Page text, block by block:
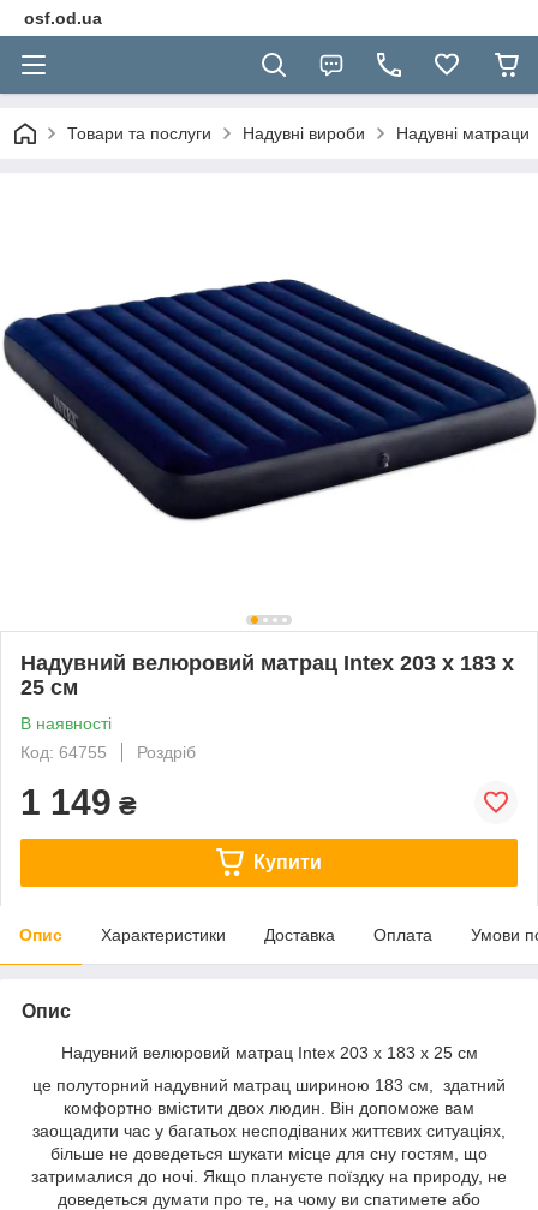
osf.od.ua
Товари та послуги Надувні вироби Надувні матраци
Надувний велюровий матрац Intex 203 x 183 x
25 см
В наявності
Код: 64755
Роздріб
1 149 ₴
Купити
Опис Характеристики Доставка Оплата Умови
Опис
Надувний велюровий матрац Intex 203 x 183 x 25 см
це полуторний надувний матрац шириною 183 см, здатний
комфортно вмістити двох людин. Він допоможе вам
заощадити час у багатьох несподіваних життєвих ситуаціях,
більше не доведеться шукати місце для сну гостям, що
затрималися до ночі. Якщо плануєте поїздку на природу, не
доведеться думати про те, на чому ви спатимете або